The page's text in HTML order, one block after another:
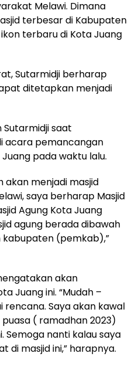
Melawi. Dimana
terbesar di Kabupaten
terbaru di Kota Juang
Sutarmidji berharap
ditetapkan menjadi
saat
acara pemancangan
pada waktu lalu.
akan menjadi masjid
saya berharap Masjid
Agung Kota Juang
agung berada dibawah
(pemkab),”
akan
Juang ini. “Mudah –
rencana. Saya akan kawal
( ramadhan 2023)
Semoga nanti kalau saya
di masjid ini,” harapnya.